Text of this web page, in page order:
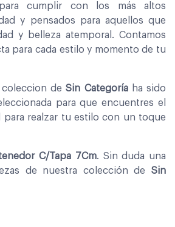
cumplir con los más altos
y pensados para aquellos que
y belleza atemporal. Contamos
para cada estilo y momento de tu
coleccion deSin Categoríaha sido
para que encuentres el
para realzar tu estilo con un toque
C/Tapa 7Cm. Sin duda una
de nuestra colección de Sin